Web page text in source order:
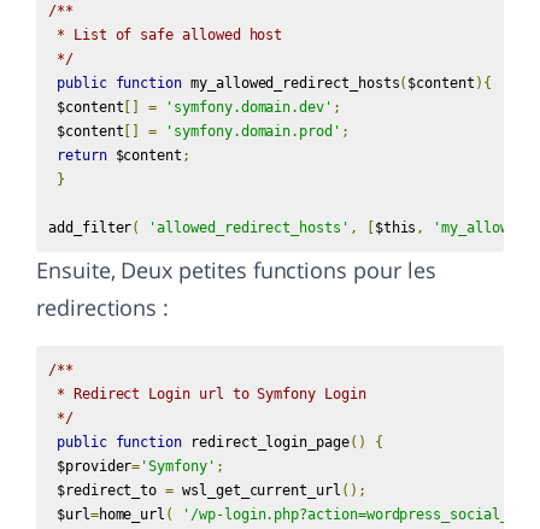
/**
* List of safe allowed host
*/
public
function my_allowed_redirect_hosts( $content ){
$content
= 'symfony.domain.dev' ;
$content
= 'symfony.domain.prod' ;
return $content ;
}
add_filter( 'allowed_redirect_hosts' , $this ,
Ensuite, Deux petites functions pour les
redirections :
/**
* Redirect Login url to Symfony Login
*/
public
function redirect_login_page()
{
$provider= 'Symfony' ;
$redirect_to = wsl_get_current_url ();
$url=home_url (
'/wp-